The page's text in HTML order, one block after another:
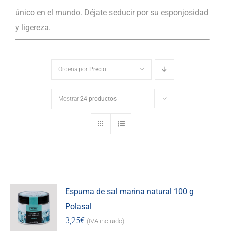
único en el mundo. Déjate seducir por su esponjosidad
y ligereza.
Ordena por Precio
Mostrar 24 productos
Espuma de sal marina natural 100 g
Polasal
3,25€ (IVA incluido)